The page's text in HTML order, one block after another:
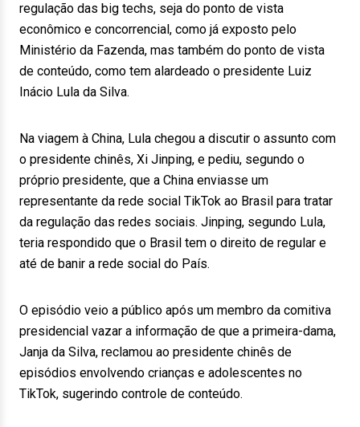
regulação das big techs, seja do ponto de vista
econômico e concorrencial, como já exposto pelo
Ministério da Fazenda, mas também do ponto de vista
de conteúdo, como tem alardeado o presidente Luiz
Inácio Lula da Silva.
Na viagem à China, Lula chegou a discutir o assunto com
o presidente chinês, Xi Jinping, e pediu, segundo o
próprio presidente, que a China enviasse um
representante da rede social TikTok ao Brasil para tratar
da regulação das redes sociais. Jinping, segundo Lula,
teria respondido que o Brasil tem o direito de regular e
até de banir a rede social do País.
O episódio veio a público após um membro da comitiva
presidencial vazar a informação de que a primeira-dama,
Janja da Silva, reclamou ao presidente chinês de
episódios envolvendo crianças e adolescentes no
TikTok, sugerindo controle de conteúdo.